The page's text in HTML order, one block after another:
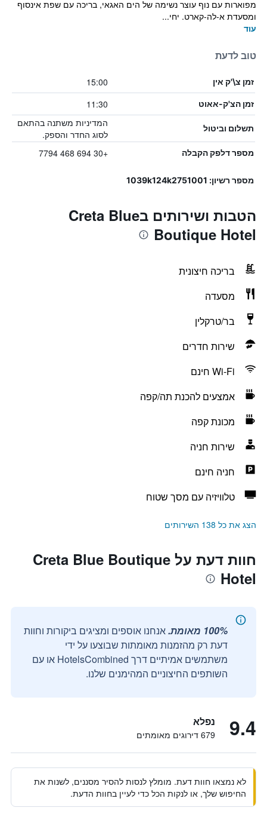
מפוארות עם נוף עוצר נשימה של הים האגאי, בריכה עם שפת אינסוף
ומסעדת א-לה-קארט. יחי...
עוד
טוב לדעת
זמן צ\'ק אין 15:00
זמן הצ'ק-אאוט 11:30
תשלום וביטול
המדיניות משתנה בהתאם
לסוג החדר והספק.
מספר דלפק הקבלה +30 694 468 7794
מספר רשיון: 1039k124k2751001
הטבות ושירותים בCreta Blue
Boutique Hotel
בריכה חיצונית
מסעדה
בר/טרקלין
שירות חדרים
Wi-Fi חינם
אמצעים להכנת תה/קפה
מכונת קפה
שירות חניה
חניה חינם
טלוויזיה עם מסך שטוח
הצג את כל 138 השירותים
חוות דעת על Creta Blue Boutique
Hotel
100% מאומת.
אנחנו אוספים ומציגים ביקורות וחוות
דעת רק מהזמנות מאומתות שבוצעו על ידי
משתמשים אמיתיים דרך HotelsCombined או עם
השותפים החיצוניים המהימנים שלנו.
9.4 נפלא
679 דירוגים מאומתים
לא נמצאו חוות דעת. מומלץ לנסות להסיר מסננים, לשנות את
החיפוש שלך, או לנקות הכל כדי לעיין בחוות הדעת.